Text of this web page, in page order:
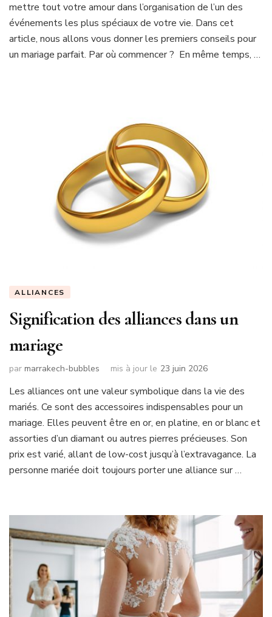
mettre tout votre amour dans l’organisation de l’un des
événements les plus spéciaux de votre vie. Dans cet
article, nous allons vous donner les premiers conseils pour
un mariage parfait. Par où commencer ? En même temps, …
ALLIANCES
Signification des alliances dans un
mariage
par marrakech-bubbles mis à jour le 23 juin 2026
Les alliances ont une valeur symbolique dans la vie des
mariés. Ce sont des accessoires indispensables pour un
mariage. Elles peuvent être en or, en platine, en or blanc et
assorties d’un diamant ou autres pierres précieuses. Son
prix est varié, allant de low-cost jusqu’à l’extravagance. La
personne mariée doit toujours porter une alliance sur …